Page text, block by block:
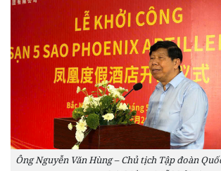
Ông Nguyễn Văn Hùng – Chủ tịch Tập đoàn